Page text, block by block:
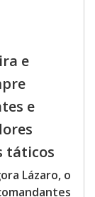
e
e
táticos
Lázaro, o